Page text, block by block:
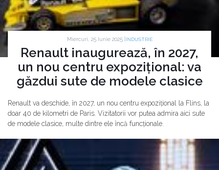
Miercuri, 25 Iunie 2025 | INDUSTRIE
Renault inaugurează, în 2027,
un nou centru expozițional: va
găzdui sute de modele clasice
Renault va deschide, în 2027, un nou centru expozițional la Flins, la
doar 40 de kilometri de Paris. Vizitatorii vor putea admira aici sute
de modele clasice, multe dintre ele încă funcționale.